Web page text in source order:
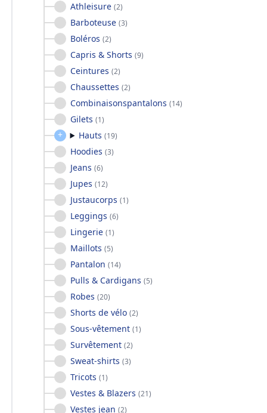
Athleisure (2)
Barboteuse (3)
Boléros (2)
Capris & Shorts (9)
Ceintures (2)
Chaussettes (2)
Combinaisonspantalons (14)
Gilets (1)
Hauts (19)
Hoodies (3)
Jeans (6)
Jupes (12)
Justaucorps (1)
Leggings (6)
Lingerie (1)
Maillots (5)
Pantalon (14)
Pulls & Cardigans (5)
Robes (20)
Shorts de vélo (2)
Sous-vêtement (1)
Survêtement (2)
Sweat-shirts (3)
Tricots (1)
Vestes & Blazers (21)
Vestes jean (2)